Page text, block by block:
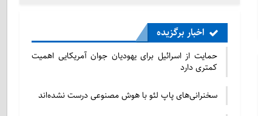
اخبار برگزیده
حمایت از اسرائیل برای یهودیان جوان آمریکایی اهمیت
کمتری دارد
سخنرانی‌های پاپ لئو با هوش مصنوعی درست نشده‌اند